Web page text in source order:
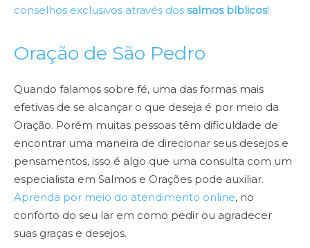
conselhos exclusivos através dos salmos bíblicos!
Oração de São Pedro
Quando falamos sobre fé, uma das formas mais
efetivas de se alcançar o que deseja é por meio da
Oração. Porém muitas pessoas têm dificuldade de
encontrar uma maneira de direcionar seus desejos e
pensamentos, isso é algo que uma consulta com um
especialista em Salmos e Orações pode auxiliar.
Aprenda por meio do atendimento online, no
conforto do seu lar em como pedir ou agradecer
suas graças e desejos.